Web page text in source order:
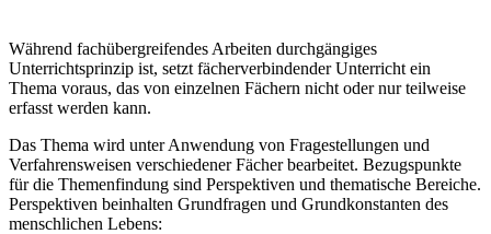
Während fachübergreifendes Arbeiten durchgängiges
Unterrichtsprinzip ist, setzt fächerverbindender Unterricht ein
Thema voraus, das von einzelnen Fächern nicht oder nur teilweise
erfasst werden kann.
Das Thema wird unter Anwendung von Fragestellungen und
Verfahrensweisen verschiedener Fächer bearbeitet. Bezugspunkte
für die Themenfindung sind Perspektiven und thematische Bereiche.
Perspektiven beinhalten Grundfragen und Grundkonstanten des
menschlichen Lebens: